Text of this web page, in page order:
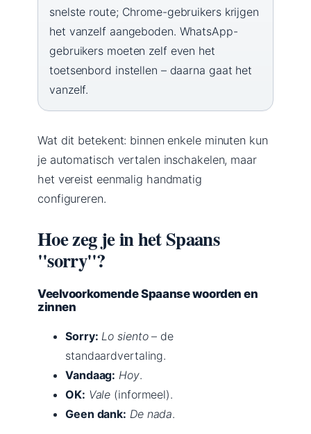
snelste route; Chrome-gebruikers krijgen
het vanzelf aangeboden. WhatsApp-
gebruikers moeten zelf even het
toetsenbord instellen – daarna gaat het
vanzelf.
Wat dit betekent: binnen enkele minuten kun
je automatisch vertalen inschakelen, maar
het vereist eenmalig handmatig
configureren.
Hoe zeg je in het Spaans
sorry ?
Veelvoorkomende Spaanse woorden en
zinnen
Sorry: Lo siento– de
standaardvertaling.
Vandaag: Hoy.
OK: Vale (informeel).
Geen dank: De nada.